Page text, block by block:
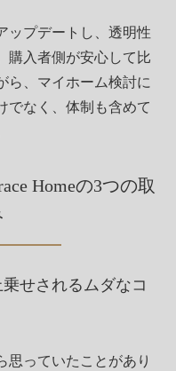
ップデートし、透明性
購入者側が安心して比
ら、マイホーム検討に
でなく、体制も含めて
Homeの3つの取
せされるムダなコ
思っていたことがあり